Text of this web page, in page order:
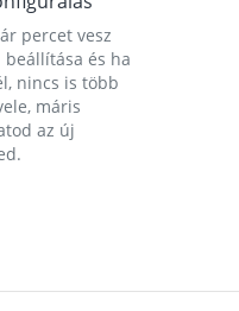
percet vesz
beállítása és ha
nincs is több
máris
az új